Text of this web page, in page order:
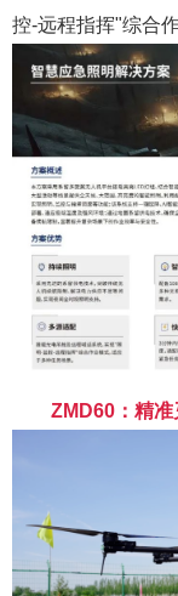
控-远程指挥"综合
ZM D60：精